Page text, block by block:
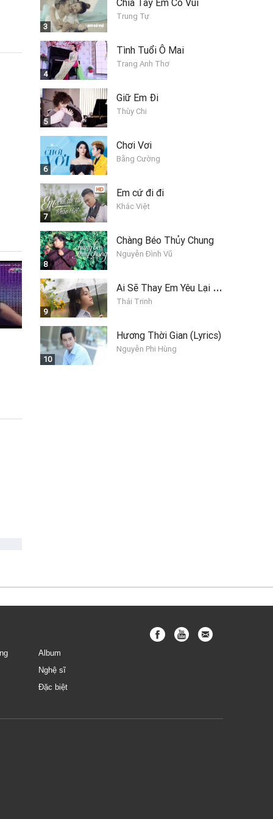
3
Chia Tay Em Có Vui
Trung Tự
4
Tình Tuổi Ô Mai
Trang Anh Thơ
5
Giữ Em Đi
Thùy Chi
6
Chơi Vơi
Bằng Cường
7
Em cứ đi đi
Khắc Việt
8
Chàng Béo Thủy Chung
Nguyễn Đình Vũ
9
A
i Sẽ Thay Em Yêu Lại Anh
Thái Trinh
10
Hương Thời Gian (Lyrics)
Nguyễn Phi Hùng
Album
Nghệ sĩ
Đặc biệt